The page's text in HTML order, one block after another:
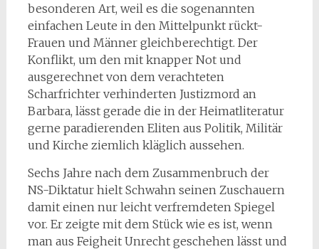
besonderen Art, weil es die sogenannten
einfachen Leute in den Mittelpunkt rückt-
Frauen und Männer gleichberechtigt. Der
Konflikt, um den mit knapper Not und
ausgerechnet von dem verachteten
Scharfrichter verhinderten Justizmord an
Barbara, lässt gerade die in der Heimatliteratur
gerne paradierenden Eliten aus Politik, Militär
und Kirche ziemlich kläglich aussehen.
Sechs Jahre nach dem Zusammenbruch der
NS-Diktatur hielt Schwahn seinen Zuschauern
damit einen nur leicht verfremdeten Spiegel
vor. Er zeigte mit dem Stück wie es ist, wenn
man aus Feigheit Unrecht geschehen lässt und